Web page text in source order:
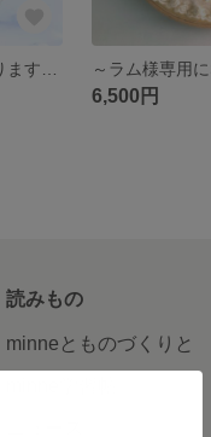
6,500円
読みもの
minneとものづくりと